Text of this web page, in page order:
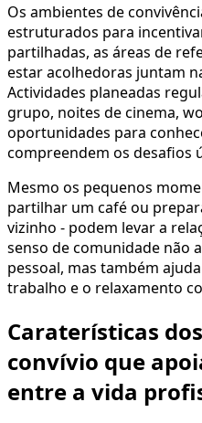
Os ambientes de
estruturados para
partilhadas, as áreas de
estar acolhedoras juntam
Actividades planeadas
grupo, noites de cinema,
oportunidades para
compreendem os desafios
Mesmo os pequenos
partilhar um café ou
vizinho - podem levar a
senso de comunidade não
pessoal, mas também
trabalho e o relaxamento
Caraterísticas
convívio que
entre a vida